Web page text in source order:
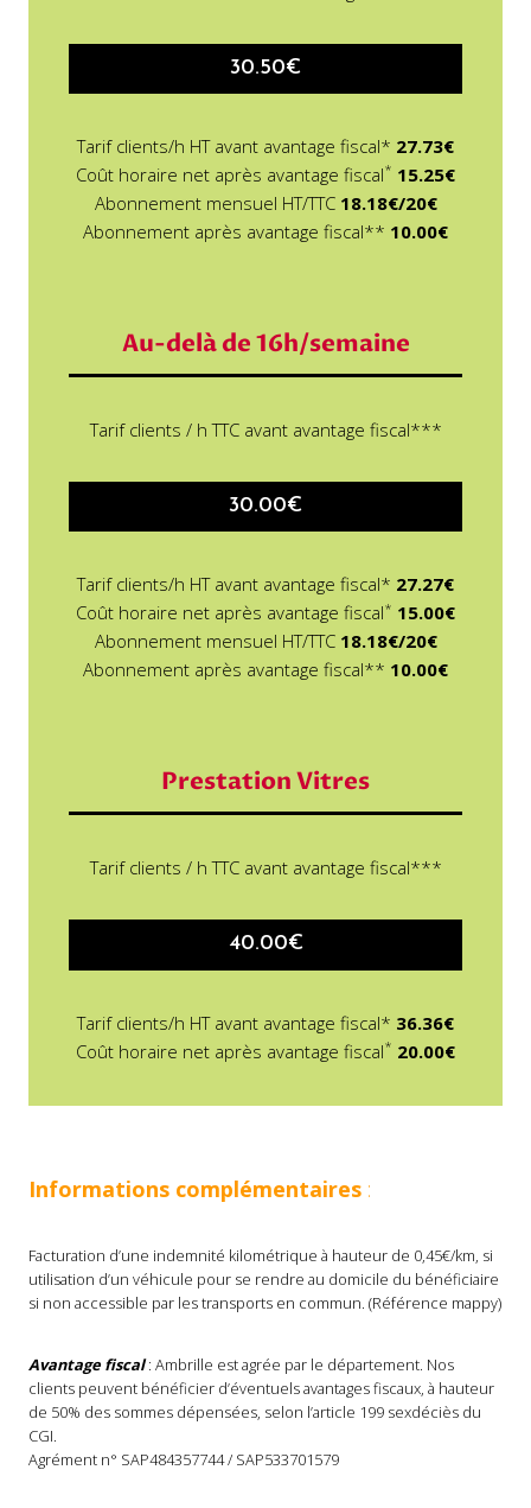
30.50€
Tarif clients/h HT avant avantage fiscal* 27.73€
Coût horaire net après avantage fiscal* 15.25€
Abonnement mensuel HT/TTC 18.18€/20€
Abonnement après avantage fiscal** 10.00€
Au-delà de 16h/semaine
Tarif clients / h TTC avant avantage fiscal***
30.00€
Tarif clients/h HT avant avantage fiscal* 27.27€
Coût horaire net après avantage fiscal* 15.00€
Abonnement mensuel HT/TTC 18.18€/20€
Abonnement après avantage fiscal** 10.00€
Prestation Vitres
Tarif clients / h TTC avant avantage fiscal***
40.00€
Tarif clients/h HT avant avantage fiscal* 36.36€
Coût horaire net après avantage fiscal* 20.00€
Informations complémentaires :
Facturation d’une indemnité kilométrique à hauteur de 0,45€/km, si
utilisation d’un véhicule pour se rendre au domicile du bénéficiaire
si non accessible par les transports en commun. (Référence mappy)
Avantage fiscal: Ambrille est agrée par le département. Nos
clients peuvent bénéficier d’éventuels avantages fiscaux, à hauteur
de 50% des sommes dépensées, selon l’article 199 sexdéciès du
CGI.
Agrément n° SAP484357744 / SAP533701579